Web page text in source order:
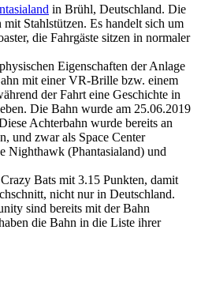
in Brühl, Deutschland. Die
Stahlstützen. Es handelt sich um
die Fahrgäste sitzen in normaler
Eigenschaften der Anlage
mit einer VR-Brille bzw. einem
der Fahrt eine Geschichte in
Die Bahn wurde am 25.06.2019
Achterbahn wurde bereits an
und zwar als Space Center
Nighthawk (Phantasialand) und
Bats mit 3.15 Punkten, damit
nicht nur in Deutschland.
sind bereits mit der Bahn
die Bahn in die Liste ihrer